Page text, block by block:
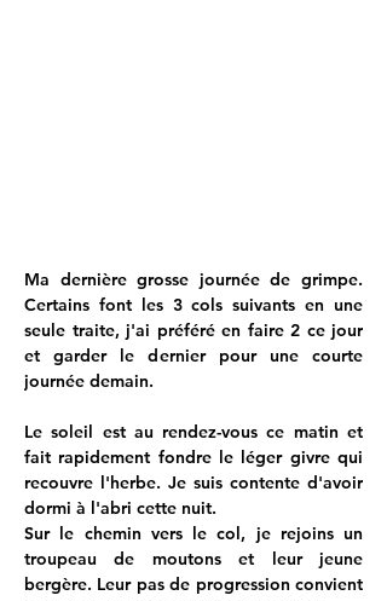
Ma dernière grosse journée de grimpe.
Certains font les 3 cols suivants en une
seule traite, j'ai préféré en faire 2 ce jour
et garder le dernier pour une courte
journée demain.
Le soleil est au rendez-vous ce matin et
fait rapidement fondre le léger givre qui
recouvre l'herbe. Je suis contente d'avoir
dormi à l'abri cette nuit.
Sur le chemin vers le col, je rejoins un
troupeau de moutons et leur jeune
bergère. Leur pas de progression convient